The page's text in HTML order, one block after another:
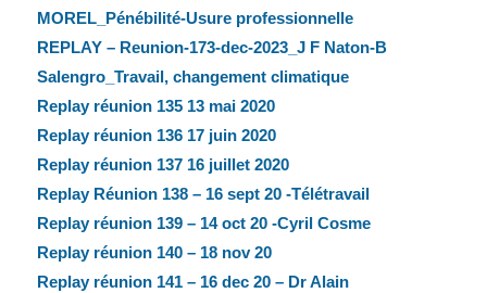
MOREL_Pénébilité-Usure professionnelle
REPLAY – Reunion-173-dec-2023_J F Naton-B
Salengro_Travail, changement climatique
Replay réunion 135 13 mai 2020
Replay réunion 136 17 juin 2020
Replay réunion 137 16 juillet 2020
Replay Réunion 138 – 16 sept 20 -Télétravail
Replay réunion 139 – 14 oct 20 -Cyril Cosme
Replay réunion 140 – 18 nov 20
Replay réunion 141 – 16 dec 20 – Dr Alain